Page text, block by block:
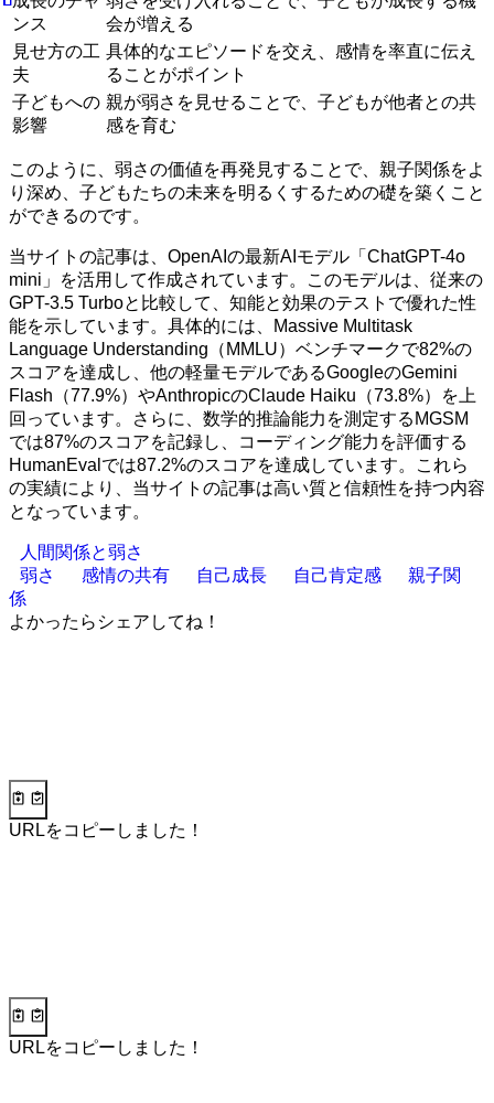
ンス
会が増える
見せ方の工
夫
具体的なエピソードを交え、感情を率直に伝え
ることがポイント
子どもへの
影響
親が弱さを見せることで、子どもが他者との共
感を育む
このように、弱さの価値を再発見することで、親子関係をよ
り深め、子どもたちの未来を明るくするための礎を築くこと
ができるのです。
当サイトの記事は、OpenAIの最新AIモデル「ChatGPT-4o
mini」を活用して作成されています。このモデルは、従来の
GPT-3.5 Turboと比較して、知能と効果のテストで優れた性
能を示しています。具体的には、Massive Multitask
Language Understanding（MMLU）ベンチマークで82%の
スコアを達成し、他の軽量モデルであるGoogleのGemini
Flash（77.9%）やAnthropicのClaude Haiku（73.8%）を上
回っています。さらに、数学的推論能力を測定するMGSM
では87%のスコアを記録し、コーディング能力を評価する
HumanEvalでは87.2%のスコアを達成しています。これら
の実績により、当サイトの記事は高い質と信頼性を持つ内容
となっています。
人間関係と弱さ
弱さ
感情の共有 自己成長 自己肯定感
親子関
係
よかったらシェアしてね！
URLをコピーしました！
URLをコピーしました！